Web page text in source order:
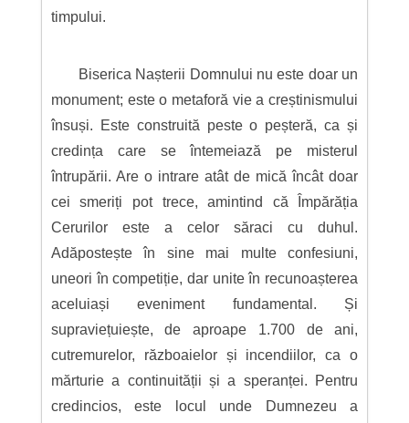
timpului.
Biserica Nașterii Domnului nu este doar un
monument; este o metaforă vie a creștinismului
însuși. Este construită peste o peșteră, ca și
credința care se întemeiază pe misterul
întrupării. Are o intrare atât de mică încât doar
cei smeriți pot trece, amintind că Împărăția
Cerurilor este a celor săraci cu duhul.
Adăpostește în sine mai multe confesiuni,
uneori în competiție, dar unite în recunoașterea
aceluiași eveniment fundamental. Și
supraviețuiește, de aproape 1.700 de ani,
cutremurelor, războaielor și incendiilor, ca o
mărturie a continuității și a speranței. Pentru
credincios, este locul unde Dumnezeu a